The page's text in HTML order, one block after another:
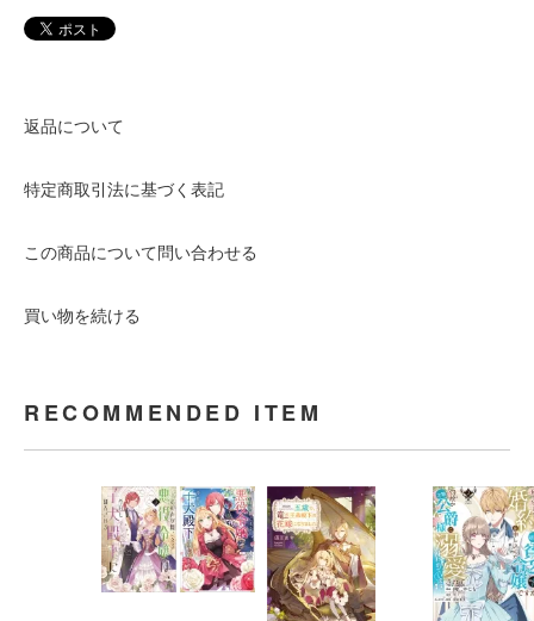
返品について
特定商取引法に基づく表記
この商品について問い合わせる
買い物を続ける
RECOMMENDED ITEM